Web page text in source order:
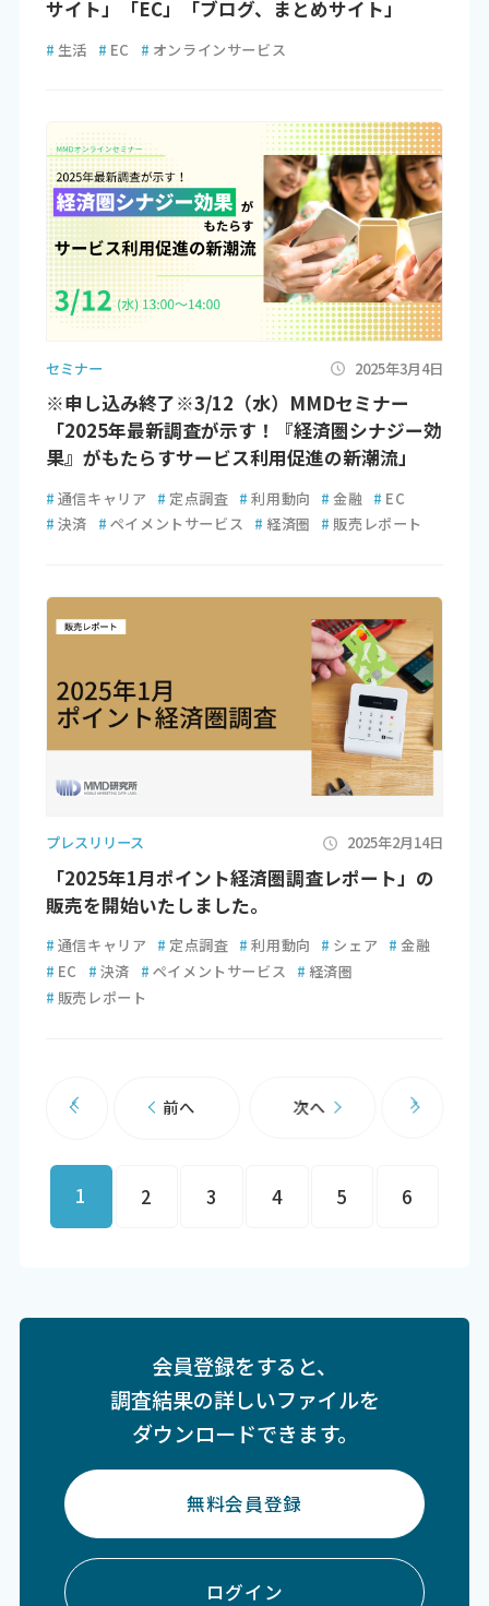
サイト」「EC」「ブログ、まとめサイト」
# 生活 # EC # オンラインサービス
セミナー 2025年3月4日
※申し込み終了※3/12（水）MMDセミナー
「2025年最新調査が示す！『経済圏シナジー効
果』がもたらすサービス利用促進の新潮流」
# 通信キャリア # 定点調査 # 利用動向 # 金融 # EC
# 決済 # ペイメントサービス # 経済圏 # 販売レポート
プレスリリース 2025年2月14日
「2025年1月ポイント経済圏調査レポート」の
販売を開始いたしました。
# 通信キャリア # 定点調査 # 利用動向 # シェア # 金融
# EC # 決済 # ペイメントサービス # 経済圏
# 販売レポート
前へ
1 2 3 4 5 6
次へ
会員登録をすると、
調査結果の詳しいファイルを
ダウンロードできます。
無料会員登録
ログイン